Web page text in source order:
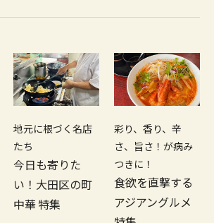
地元に根づく名店
たち
今日も寄りた
い！大田区の町
中華 特集
彩り、香り、辛
さ、旨さ！が病み
つきに！
食欲を直撃する
アジアングルメ